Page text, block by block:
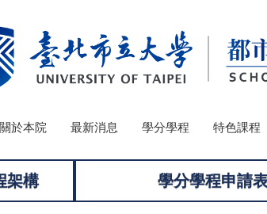
關於本院 最新消息 學分學程 特色課程
架構 學分學程申請